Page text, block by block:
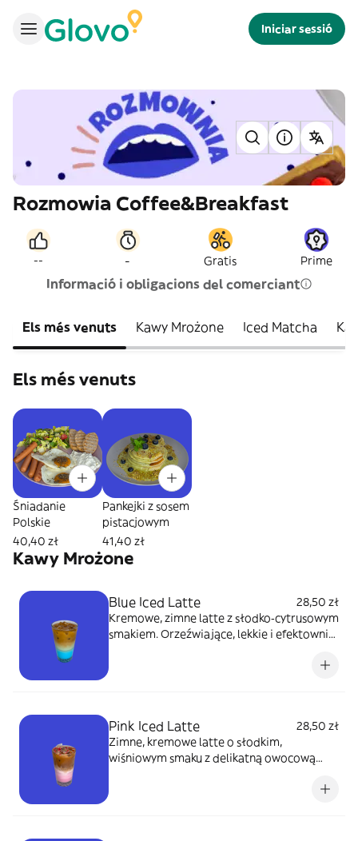
Iniciar sessió
Rozmowia Coffee&Breakfast
-- - Gratis Prime
Informació i obligacions del comerciant
Els més venuts Kawy Mrożone Iced Matcha
Els més venuts
Śniadanie
Polskie
40,40 zł
Pankejki z sosem
pistacjowym
41,40 zł
Kawy Mrożone
Blue Iced Latte
28,50 zł
Kremowe, zimne latte z słodko‑cytrusowym
smakiem. Orzeźwiające, lekkie i efektownie
Pink Iced Latte
28,50 zł
Zimne, kremowe latte o słodkim,
wiśniowym smaku z delikatną owocową
sprawiają, że to idealny, orzeźwiający napój